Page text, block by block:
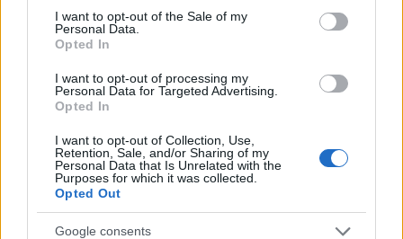
consent section.
I want to opt-out of the Sale of my
Personal Data.
Opted In
I want to opt-out of processing my
Personal Data for Targeted Advertising.
Opted In
I want to opt-out of Collection, Use,
Retention, Sale, and/or Sharing of my
Personal Data that Is Unrelated with the
Purposes for which it was collected.
Opted Out
Google consents
2000 /2000
Υποβολή σχολίου
Όροι Χρήσης . Το site προστατεύεται από reCAPTCHA, ισχύουν
Επιχειρήσεις
ΓΕΚ ΤΕΡΝΑ
ΕΓΝΑΤΙΑ ΟΔΟΣ